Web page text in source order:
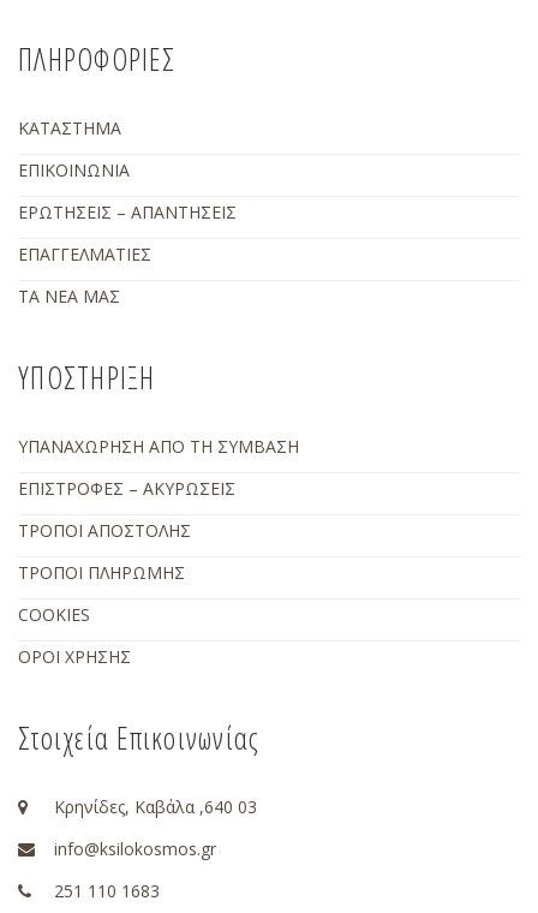
ΠΛΗΡΟΦΟΡΙΕΣ
ΚΑΤΑΣΤΗΜΑ
ΕΠΙΚΟΙΝΩΝΙΑ
ΕΡΩΤΗΣΕΙΣ – ΑΠΑΝΤΗΣΕΙΣ
ΕΠΑΓΓΕΛΜΑΤΙΕΣ
ΤΑ ΝΕΑ ΜΑΣ
ΥΠΟΣΤΗΡΙΞΗ
ΥΠΑΝΑΧΩΡΗΣΗ ΑΠΟ ΤΗ ΣΥΜΒΑΣΗ
ΕΠΙΣΤΡΟΦΕΣ – ΑΚΥΡΩΣΕΙΣ
ΤΡΟΠΟΙ ΑΠΟΣΤΟΛΗΣ
ΤΡΟΠΟΙ ΠΛΗΡΩΜΗΣ
COOKIES
ΟΡΟΙ ΧΡΗΣΗΣ
Στοιχεία Επικοινωνίας
Κρηνίδες, Καβάλα ,640 03
info@ksilokosmos.gr
251 110 1683